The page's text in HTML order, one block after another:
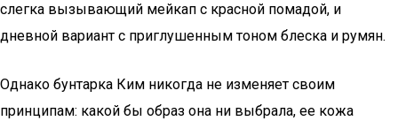
слегка вызывающий мейкап с красной помадой, и
дневной вариант с приглушенным тоном блеска и румян.
Однако бунтарка Ким никогда не изменяет своим
принципам: какой бы образ она ни выбрала, ее кожа